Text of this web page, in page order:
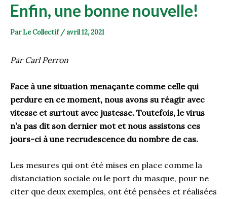
Enfin, une bonne nouvelle!
ParLe Collectif /avril 12, 2021
Par Carl Perron
Face à une situation menaçante comme celle qui
perdure en ce moment, nous avons su réagir avec
vitesse et surtout avec justesse. Toutefois, le virus
n’a pas dit son dernier mot et nous assistons ces
jours-ci à une recrudescence du nombre de cas.
Les mesures qui ont été mises en place comme la
distanciation sociale ou le port du masque, pour ne
citer que deux exemples, ont été pensées et réalisées